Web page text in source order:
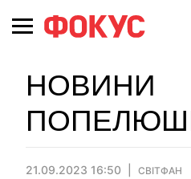
НОВИНИ
21.09.2023 16:50 СВІТФАН